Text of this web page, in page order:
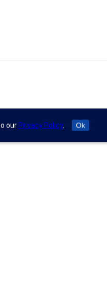
ourPrivacy Policy. Ok